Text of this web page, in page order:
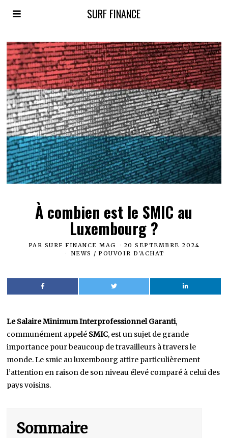
SURF FINANCE
À combien est le SMIC au
Luxembourg ?
PAR SURF FINANCE MAG
20 SEPTEMBRE 2024
NEWS / POUVOIR D'ACHAT
Le Salaire Minimum Interprofessionnel Garanti,
communément appelé SMIC, est un sujet de grande
importance pour beaucoup de travailleurs à travers le
monde. Le smic au luxembourg attire particulièrement
l’attention en raison de son niveau élevé comparé à celui des
pays voisins.
Sommaire